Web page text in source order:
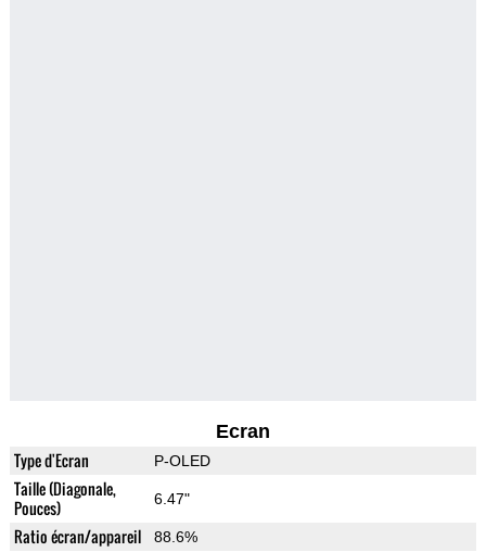
Ecran
Type d'Ecran P-OLED
Taille (Diagonale,
Pouces)
6.47"
Ratio écran/appareil 88.6%